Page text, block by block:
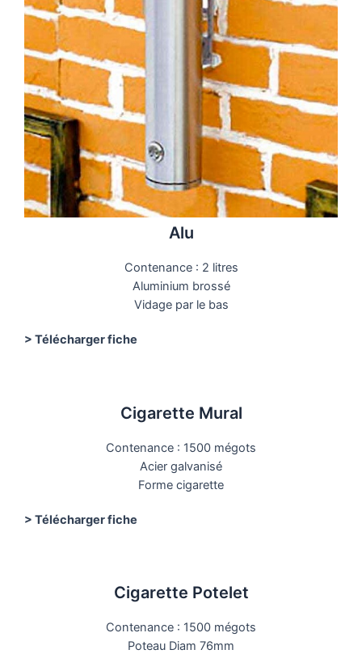
Alu
Contenance : 2 litres
Aluminium brossé
Vidage par le bas
> Télécharger fiche
Cigarette Mural
Contenance : 1500 mégots
Acier galvanisé
Forme cigarette
> Télécharger fiche
Cigarette Potelet
Contenance : 1500 mégots
Poteau Diam 76mm